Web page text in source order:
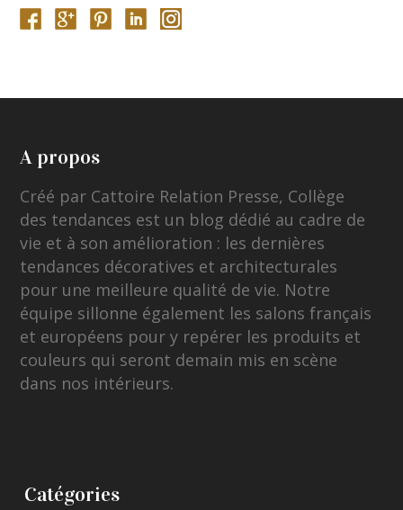
A propos
Créé par Cattoire Relation Presse, Collège
des tendances est un blog dédié au cadre de
vie et à son amélioration : les dernières
tendances décoratives et architecturales
pour une meilleure qualité de vie. Notre
équipe sillonne également les salons français
et européens pour y repérer les produits et
couleurs qui seront demain mis en scène
dans nos intérieurs.
Catégories